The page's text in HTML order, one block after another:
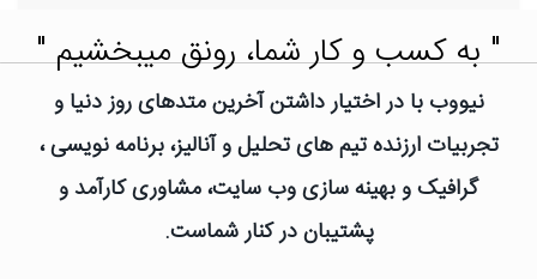
" به کسب و کار شما، رونق میبخشیم "
نیووب با در اختیار داشتن آخرین متدهای روز دنیا و
تجربیات ارزنده تیم های تحلیل و آنالیز، برنامه نویسی ،
گرافیک و بهینه سازی وب سایت، مشاوری کارآمد و
پشتیبان در کنار شماست.